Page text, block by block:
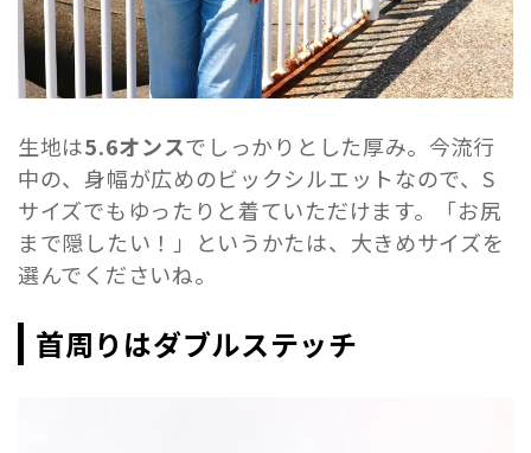
生地は5.6オンスでしっかりとした厚み。今流行
中の、身幅が広めのビックシルエットなので、S
サイズでもゆったりと着ていただけます。「お尻
まで隠したい！」というかたは、大きめサイズを
選んでくださいね。
首周りはダブルステッチ